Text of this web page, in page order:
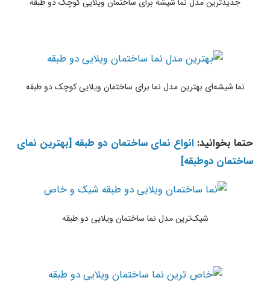
نما شیشه‌ای بهترین مدل نما برای ساختمان ویلایی کوچک دو طبقه
حتما بخوانید:انواع نمای ساختمان دو طبقه [بهترین نمای
ساختمان دوطبقه]
شیک‌ترین مدل نما ساختمان ویلایی دو طبقه